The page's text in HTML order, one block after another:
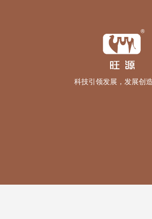
科技引领发展，发展创